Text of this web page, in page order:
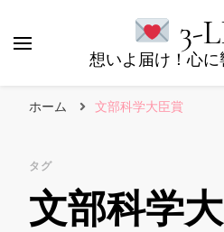
3-
想いよ届け！心
ホーム 文部科学大臣賞
タグ
文部科学